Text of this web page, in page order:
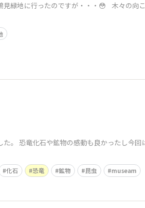
緑地に行ったのですが・・・😳 木々の
。 恐竜化石や鉱物の感動も良かったし今
化石 恐竜 鉱物 昆虫 museam